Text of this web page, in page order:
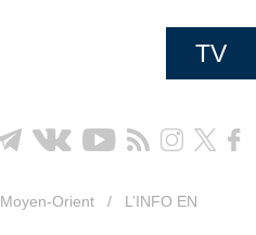
TV
Moyen-Orient /
L’INFO EN